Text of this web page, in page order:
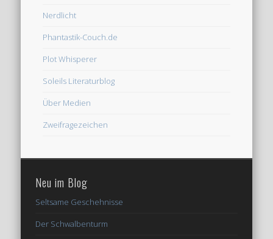
Nerdlicht
Phantastik-Couch.de
Plot Whisperer
Soleils Literaturblog
Über Medien
Zweifragezeichen
Neu im Blog
Seltsame Geschehnisse
Der Schwalbenturm